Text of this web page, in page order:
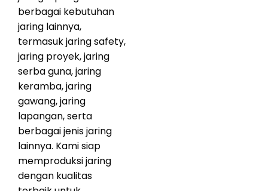
berbagai kebutuhan
jaring lainnya,
termasuk jaring safety,
jaring proyek, jaring
serba guna, jaring
keramba, jaring
gawang, jaring
lapangan, serta
berbagai jenis jaring
lainnya. Kami siap
memproduksi jaring
dengan kualitas